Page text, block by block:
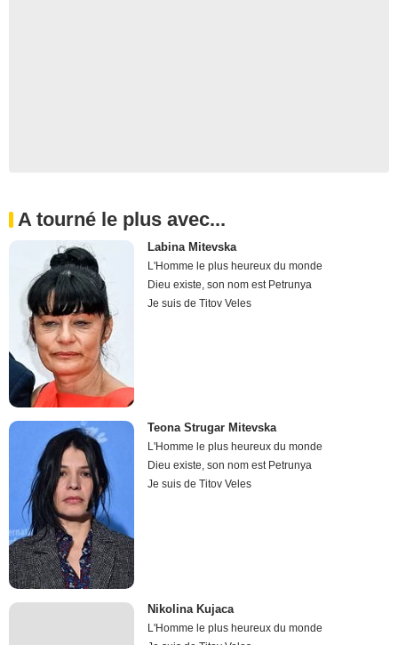
A tourné le plus avec...
Labina Mitevska
L'Homme le plus heureux du monde
Dieu existe, son nom est Petrunya
Je suis de Titov Veles
Teona Strugar Mitevska
L'Homme le plus heureux du monde
Dieu existe, son nom est Petrunya
Je suis de Titov Veles
Nikolina Kujaca
L'Homme le plus heureux du monde